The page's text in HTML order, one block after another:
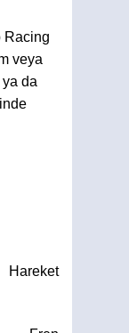
Racing
veya
da
Hareket